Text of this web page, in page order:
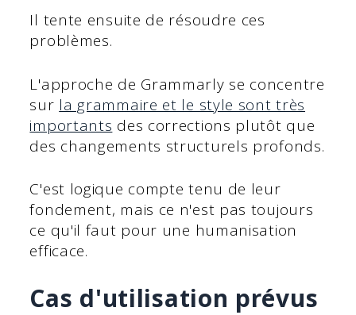
Il tente ensuite de résoudre ces
problèmes.
L'approche de Grammarly se concentre
sur la grammaire et le style sont très
importants des corrections plutôt que
des changements structurels profonds.
C'est logique compte tenu de leur
fondement, mais ce n'est pas toujours
ce qu'il faut pour une humanisation
efficace.
Cas d'utilisation prévus